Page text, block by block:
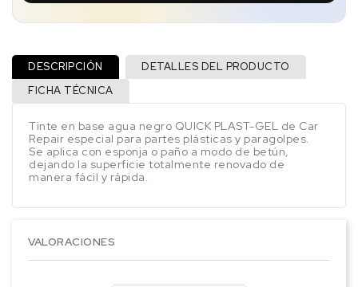
DESCRIPCIÓN
DETALLES DEL PRODUCTO
FICHA TÉCNICA
Tinte en base agua negro QUICK PLAST-GEL de Car
Repair especial para partes plásticas y paragolpes.
Se aplica con esponja o paño a modo de betún,
dejando la superficie totalmente renovado de
manera fácil y rápida.
VALORACIONES